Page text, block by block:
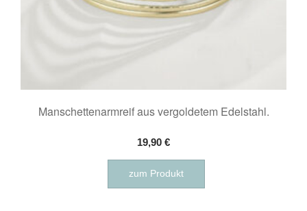
Manschettenarmreif aus vergoldetem Edelstahl.
19,90 €
zum Produkt